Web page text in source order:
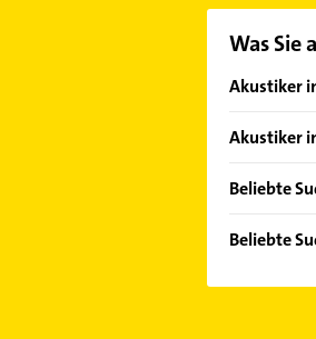
Was Sie
Akustiker
Barmen
Vohwinkel
Akustiker
Wülfrath
Solingen
Beliebte
Ärztehaus
Beliebte